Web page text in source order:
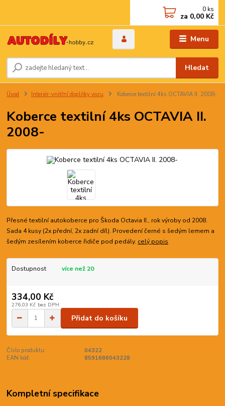
Menu
Hledat
0 ks
za 0,00 Kč
Úvod Interiér-vnitřní doplňky vozu Koberce textilní 4ks OCTAVIA II. 2008-
Koberce textilní 4ks OCTAVIA II.
2008-
Přesné textilní autokoberce pro Škoda Octavia II., rok výroby od 2008.
Sada 4 kusy (2x přední, 2x zadní díl). Provedení černé s šedým lemem a
šedým zesílením koberce řidiče pod pedály. celý popis
Dostupnost více než 20
334,00 Kč
276,03 Kč bez DPH
Přidat do košíku
Číslo produktu:
04322
EAN kód:
8591686043228
Kompletní specifikace